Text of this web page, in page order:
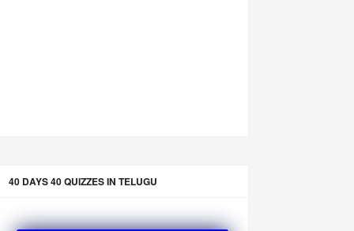
40 DAYS 40 QUIZZES IN TELUGU